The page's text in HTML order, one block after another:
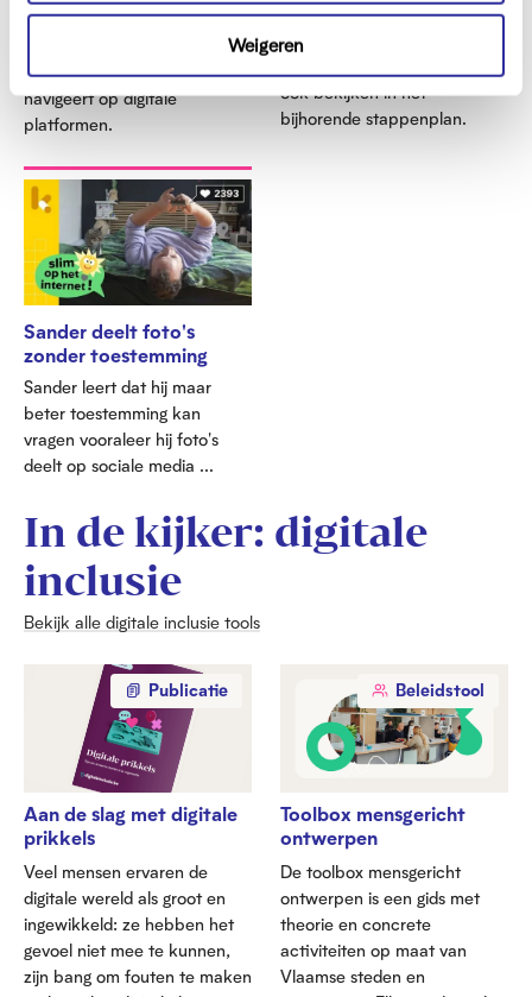
e
Weigeren
zijn? Ontdek in deze video
beoordeelt en hoe je effectief
navigeert op digitale
platformen.
smartphone of tablet en legt
uit hoe je met de 4411-app
ook bekijken in het
bijhorende stappenplan.
Sander deelt foto's
zonder toestemming
Sander leert dat hij maar
beter toestemming kan
vragen vooraleer hij foto's
deelt op sociale media ...
In de kijker: digitale
inclusie
Bekijk alle digitale inclusie tools
Publicatie
Aan de slag met digitale
prikkels
Veel mensen ervaren de
digitale wereld als groot en
ingewikkeld: ze hebben het
gevoel niet mee te kunnen,
zijn bang om fouten te maken
Beleidstool
Toolbox mensgericht
ontwerpen
De toolbox mensgericht
ontwerpen is een gids met
theorie en concrete
activiteiten op maat van
Vlaamse steden en